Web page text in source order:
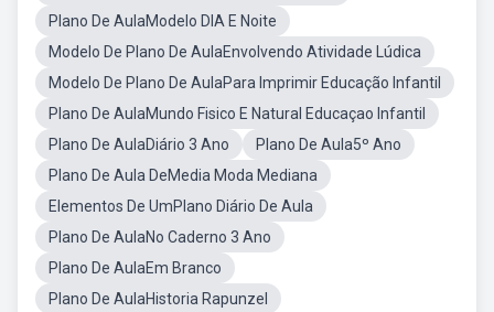
Plano De AulaModelo DIA E Noite
Modelo De Plano De AulaEnvolvendo Atividade Lúdica
Modelo De Plano De AulaPara Imprimir Educação Infantil
Plano De AulaMundo Fisico E Natural Educaçao Infantil
Plano De AulaDiário 3 Ano
Plano De Aula5º Ano
Plano De Aula DeMedia Moda Mediana
Elementos De UmPlano Diário De Aula
Plano De AulaNo Caderno 3 Ano
Plano De AulaEm Branco
Plano De AulaHistoria Rapunzel